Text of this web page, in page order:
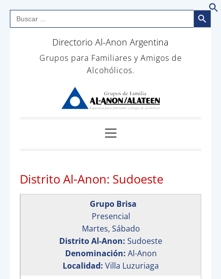
Buscar: Botón de
contenido
Directorio Al-Anon Argentina
Grupos para Familiares y Amigos de
Alcohólicos.
principal
Distrito Al-Anon: Sudoeste
Grupo Brisa
Presencial
Martes, Sábado
Distrito Al-Anon: Sudoeste
Denominación: Al-Anon
Localidad: Villa Luzuriaga